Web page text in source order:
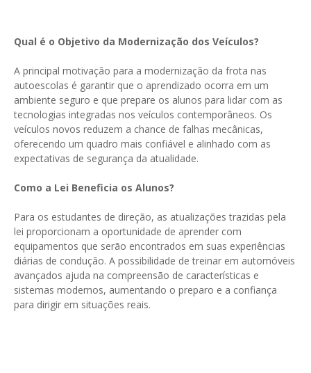
Qual é o Objetivo da Modernização dos Veículos?
A principal motivação para a modernização da frota nas
autoescolas é garantir que o aprendizado ocorra em um
ambiente seguro e que prepare os alunos para lidar com as
tecnologias integradas nos veículos contemporâneos. Os
veículos novos reduzem a chance de falhas mecânicas,
oferecendo um quadro mais confiável e alinhado com as
expectativas de segurança da atualidade.
Como a Lei Beneficia os Alunos?
Para os estudantes de direção, as atualizações trazidas pela
lei proporcionam a oportunidade de aprender com
equipamentos que serão encontrados em suas experiências
diárias de condução. A possibilidade de treinar em automóveis
avançados ajuda na compreensão de características e
sistemas modernos, aumentando o preparo e a confiança
para dirigir em situações reais.